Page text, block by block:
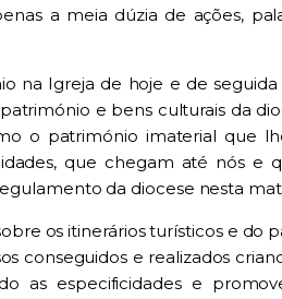
a meia dúzia de ações,
na Igreja de hoje e de
e bens culturais da
o património imaterial que
que chegam até nós e
da diocese nesta
os itinerários turísticos e do
conseguidos e realizados
as especificidades e